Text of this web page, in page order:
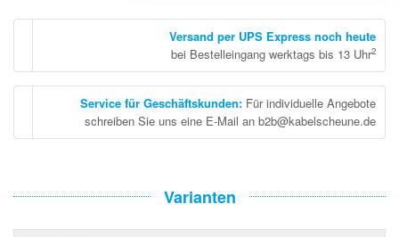
Versand per UPS Express noch heute
bei Bestelleingang werktags bis 13 Uhr2
Service für Geschäftskunden: Für individuelle Angebote
schreiben Sie uns eine E-Mail an b2b@kabelscheune.de
Varianten